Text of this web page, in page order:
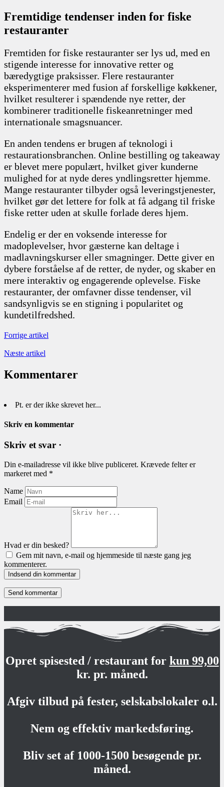
Fremtidige tendenser inden for fiske
restauranter
Fremtiden for fiske restauranter ser lys ud, med en
stigende interesse for innovative retter og
bæredygtige praksisser. Flere restauranter
eksperimenterer med fusion af forskellige køkkener,
hvilket resulterer i spændende nye retter, der
kombinerer traditionelle fiskeanretninger med
internationale smagsnuancer.
En anden tendens er brugen af teknologi i
restaurationsbranchen. Online bestilling og takeaway
er blevet mere populært, hvilket giver kunderne
mulighed for at nyde deres yndlingsretter hjemme.
Mange restauranter tilbyder også leveringstjenester,
hvilket gør det lettere for folk at få adgang til friske
fiske retter uden at skulle forlade deres hjem.
Endelig er der en voksende interesse for
madoplevelser, hvor gæsterne kan deltage i
madlavningskurser eller smagninger. Dette giver en
dybere forståelse af de retter, de nyder, og skaber en
mere interaktiv og engagerende oplevelse. Fiske
restauranter, der omfavner disse tendenser, vil
sandsynligvis se en stigning i popularitet og
kundetilfredshed.
Forrige artikel
Næste artikel
Kommentarer
Pt. er der ikke skrevet her...
Skriv en kommentar
Skriv et svar ·
Din e-mailadresse vil ikke blive publiceret. Krævede felter er
markeret med *
Name
Email
Hvad er din besked?
Gem mit navn, e-mail og hjemmeside til næste gang jeg
kommenterer.
Indsend din kommentar
Opret spisested / restaurant for kun 99,00
kr. pr. måned.
Afgiv tilbud på fester, selskabslokaler o.l.
Nem og effektiv markedsføring.
Bliv set af 1000-1500 besøgende pr.
måned.